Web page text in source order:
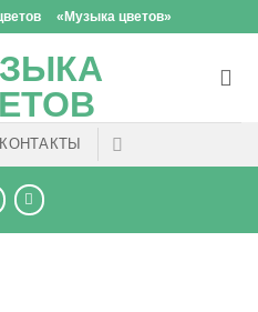
«Музыка цветов»
КОНТАКТЫ